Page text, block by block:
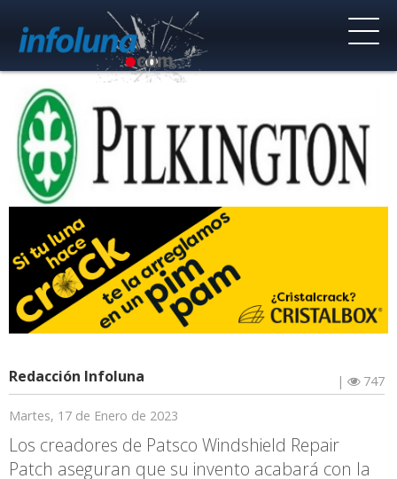
Redacción Infoluna | 747
Martes, 17 de Enero de 2023
Los creadores de Patsco Windshield Repair
Patch aseguran que su invento acabará con la